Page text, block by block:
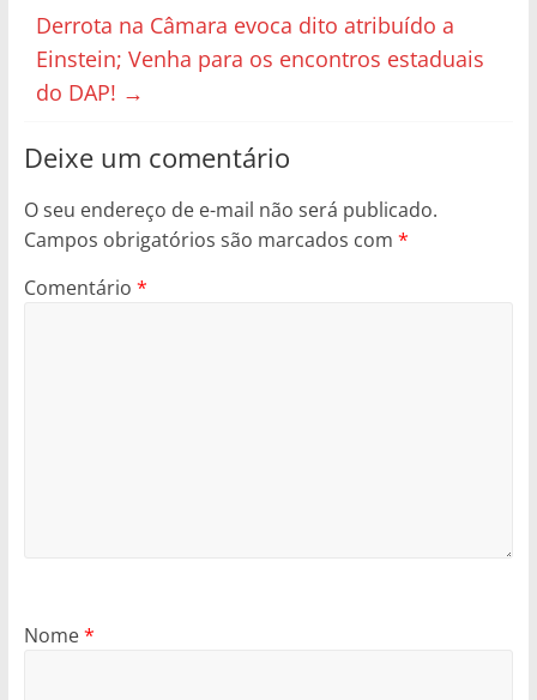
Derrota na Câmara evoca dito atribuído a
Einstein; Venha para os encontros estaduais
do DAP! →
Deixe um comentário
O seu endereço de e-mail não será publicado.
Campos obrigatórios são marcados com *
Comentário *
Nome*